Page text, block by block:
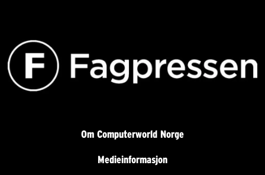
Om Computerworld Norge
Medieinformasjon